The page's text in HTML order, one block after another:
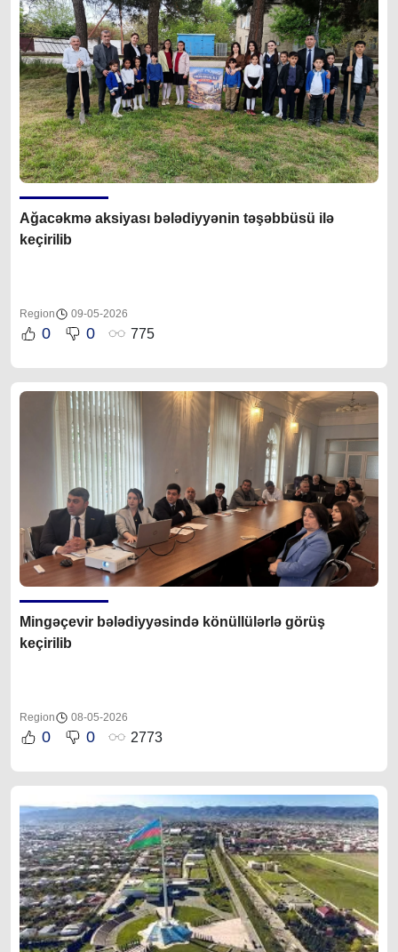
Ağacəkmə aksiyası bələdiyyənin təşəbbüsü ilə
keçirilib
Region 09-05-2026
0 0 775
Mingəçevir bələdiyyəsində könüllülərlə görüş
keçirilib
Region 08-05-2026
0 0 2773